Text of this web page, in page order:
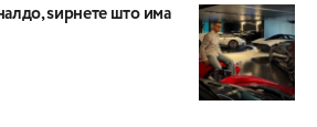
ѕирнете што има